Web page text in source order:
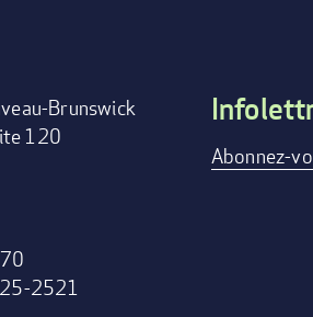
Brunswick
120
2521
Footer
Abonnez-